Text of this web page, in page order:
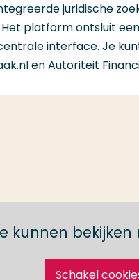
juridische
platform ontsluit
interface. Je
en Autoriteit
kunnen
Schakel